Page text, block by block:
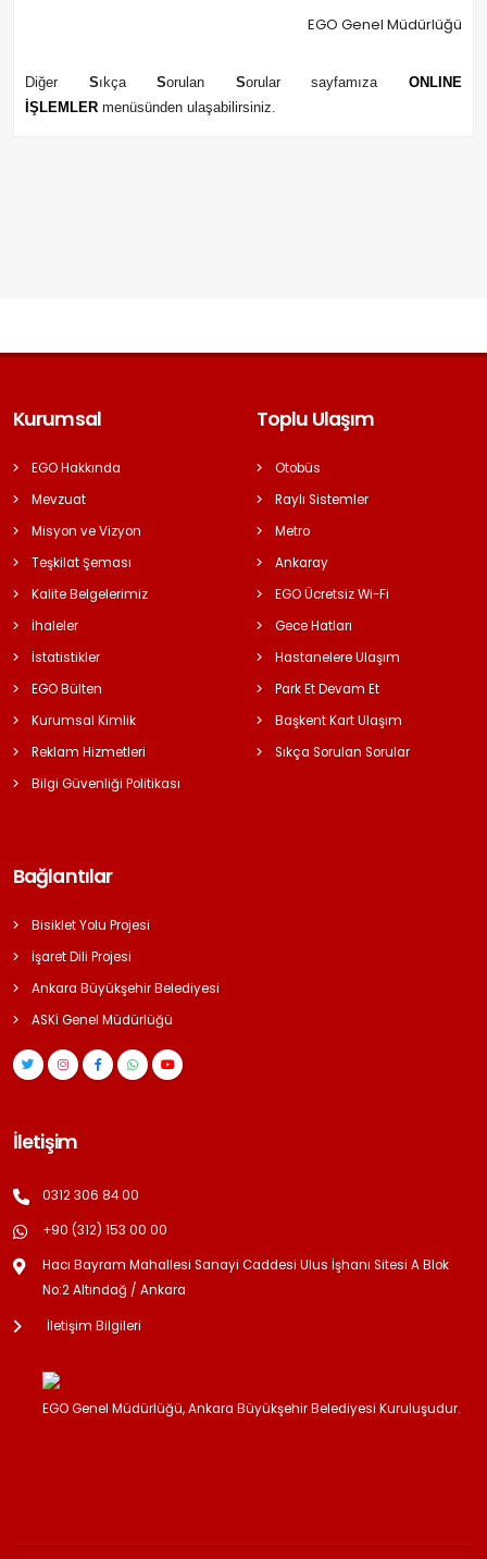
EGO Genel Müdürlüğü
Diğer SıkçaSorulan Sorular sayfamızaONLINE
İŞLEMLER menüsünden ulaşabilirsiniz.
Kurumsal
EGO Hakkında
Mevzuat
Misyon ve Vizyon
Teşkilat Şeması
Kalite Belgelerimiz
İhaleler
İstatistikler
EGO Bülten
Kurumsal Kimlik
Reklam Hizmetleri
Bilgi Güvenliği Politikası
Toplu Ulaşım
Otobüs
Raylı Sistemler
Metro
Ankaray
EGO Ücretsiz Wi-Fi
Gece Hatları
Hastanelere Ulaşım
Park Et Devam Et
Başkent Kart Ulaşım
Sıkça Sorulan Sorular
Bağlantılar
Bisiklet Yolu Projesi
İşaret Dili Projesi
Ankara Büyükşehir Belediyesi
ASKİ Genel Müdürlüğü
İletişim
0312 306 84 00
+90 (312) 153 00 00
Hacı Bayram Mahallesi Sanayi Caddesi Ulus İşhanı Sitesi A Blok
No:2 Altındağ / Ankara
İletişim Bilgileri
EGO Genel Müdürlüğü, Ankara Büyükşehir Belediyesi Kuruluşudur.